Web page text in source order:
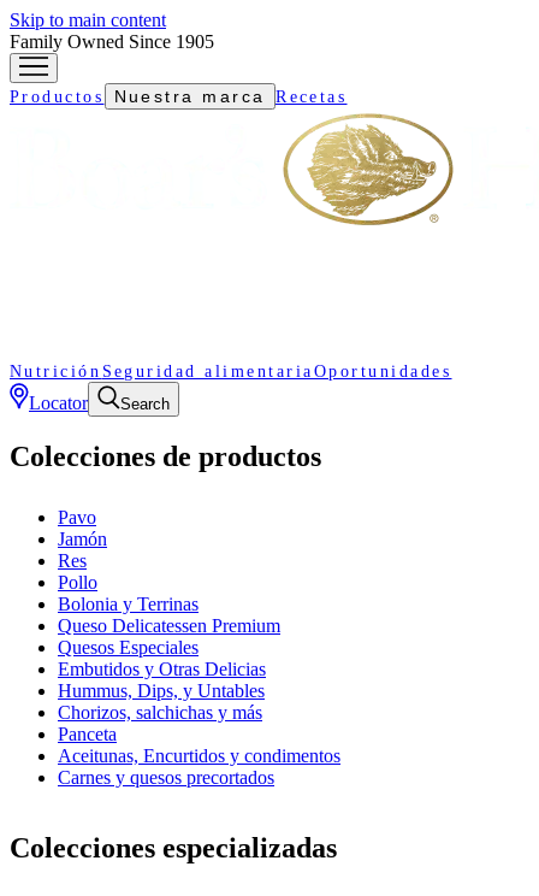
Skip to main content
Family Owned Since 1905
Productos Nuestra marca Recetas
Nutrición Seguridad alimentaria Oportunidades
Locator Search
Colecciones de productos
Pavo
Jamón
Res
Pollo
Bolonia y Terrinas
Queso Delicatessen Premium
Quesos Especiales
Embutidos y Otras Delicias
Hummus, Dips, y Untables
Chorizos, salchichas y más
Panceta
Aceitunas, Encurtidos y condimentos
Carnes y quesos precortados
Colecciones especializadas